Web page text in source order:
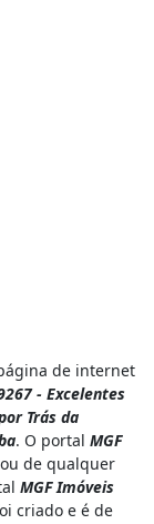
de internet
- Excelentes
Trás da
. O portal MGF
de qualquer
MGF Imóveis
criado e é de